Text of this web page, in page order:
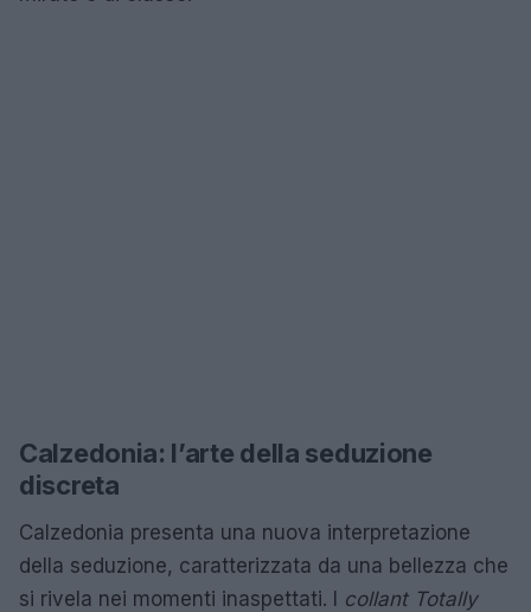
Calzedonia: l’arte della seduzione
discreta
Calzedonia presenta una nuova interpretazione
della seduzione, caratterizzata da una bellezza che
si rivela nei momenti inaspettati. I collant Totally